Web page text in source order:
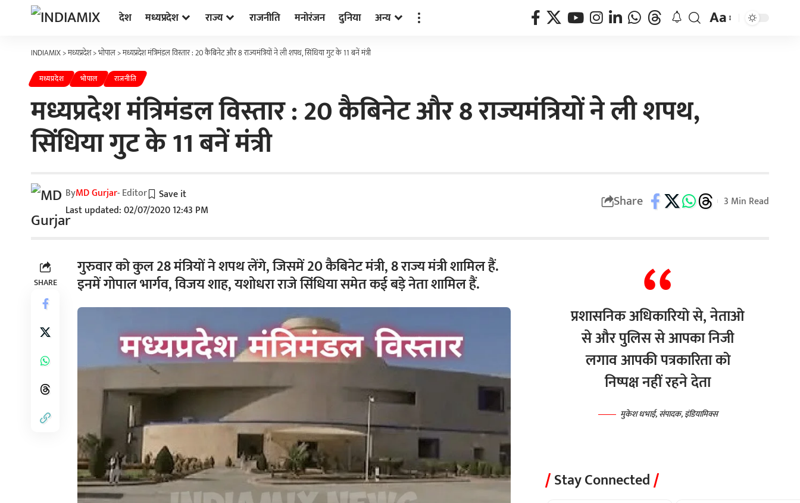
देश मध्यप्रदेश राज्य राजनीति मनोरंजन दुनिया अन्य Aa
INDIAMIX>मध्यप्रदेश>भोपाल>मध्यप्रदेश मंत्रिमंडल विस्तार : 20 कैबिनेट और 8 राज्यमंत्रियों ने ली शपथ, सिंधिया गुट के 11 बनें मंत्री
मध्यप्रदेश भोपाल राजनीति
मध्यप्रदेश मंत्रिमंडल विस्तार : 20 कैबिनेट और 8 राज्यमंत्रियों ने ली शपथ,
सिंधिया गुट के 11 बनें मंत्री
Last updated: 02/07/2020 12:43 PM
ByMD Gurjar- Editor Share 3 Min Read
SHARE
गुरुवार को कुल 28 मंत्रियों ने शपथ लेंगे, जिसमें 20 कैबिनेट मंत्री, 8 राज्य मंत्री शामिल हैं.
इनमें गोपाल भार्गव, विजय शाह, यशोधरा राजे सिंधिया समेत कई बड़े नेता शामिल हैं.
प्रशासनिक अधिकारियो से, नेताओ
से और पुलिस से आपका निजी
लगाव आपकी पत्रकारिता को
निष्पक्ष नहीं रहने देता
मुकेश धभाई, संपादक, इंडियामिक्स
Stay Connected